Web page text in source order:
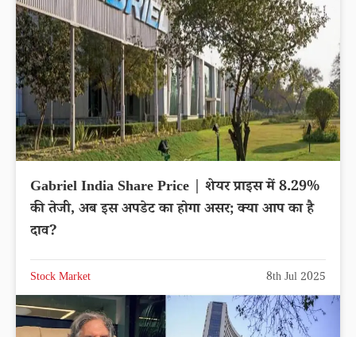
Gabriel India Share Price | शेयर प्राइस में 8.29%
की तेजी, अब इस अपडेट का होगा असर; क्या आप का है
दाव?
Stock Market 8th Jul 2025